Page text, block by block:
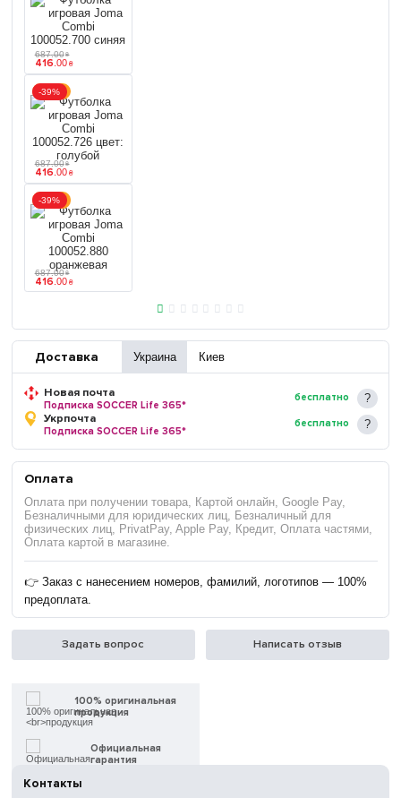
687.00 ₴
416 00 ₴
Акция
-39%
687.00 ₴
416 00 ₴
Акция
-39%
687.00 ₴
416 00 ₴
Доставка Украина Киев
Новая почта
Подписка SOCCER Life 365*
бесплатно
Укрпочта
Подписка SOCCER Life 365*
бесплатно
Оплата
Оплата при получении товара, Картой онлайн, Google Pay,
Безналичными для юридических лиц, Безналичный для
физических лиц, PrivatPay, Apple Pay, Кредит, Оплата частями,
Оплата картой в магазине.
👉 Заказ с нанесением номеров, фамилий, логотипов — 100%
предоплата.
Задать вопрос Написать отзыв
100% оригинальная
продукция
Официальная
гарантия
Контакты